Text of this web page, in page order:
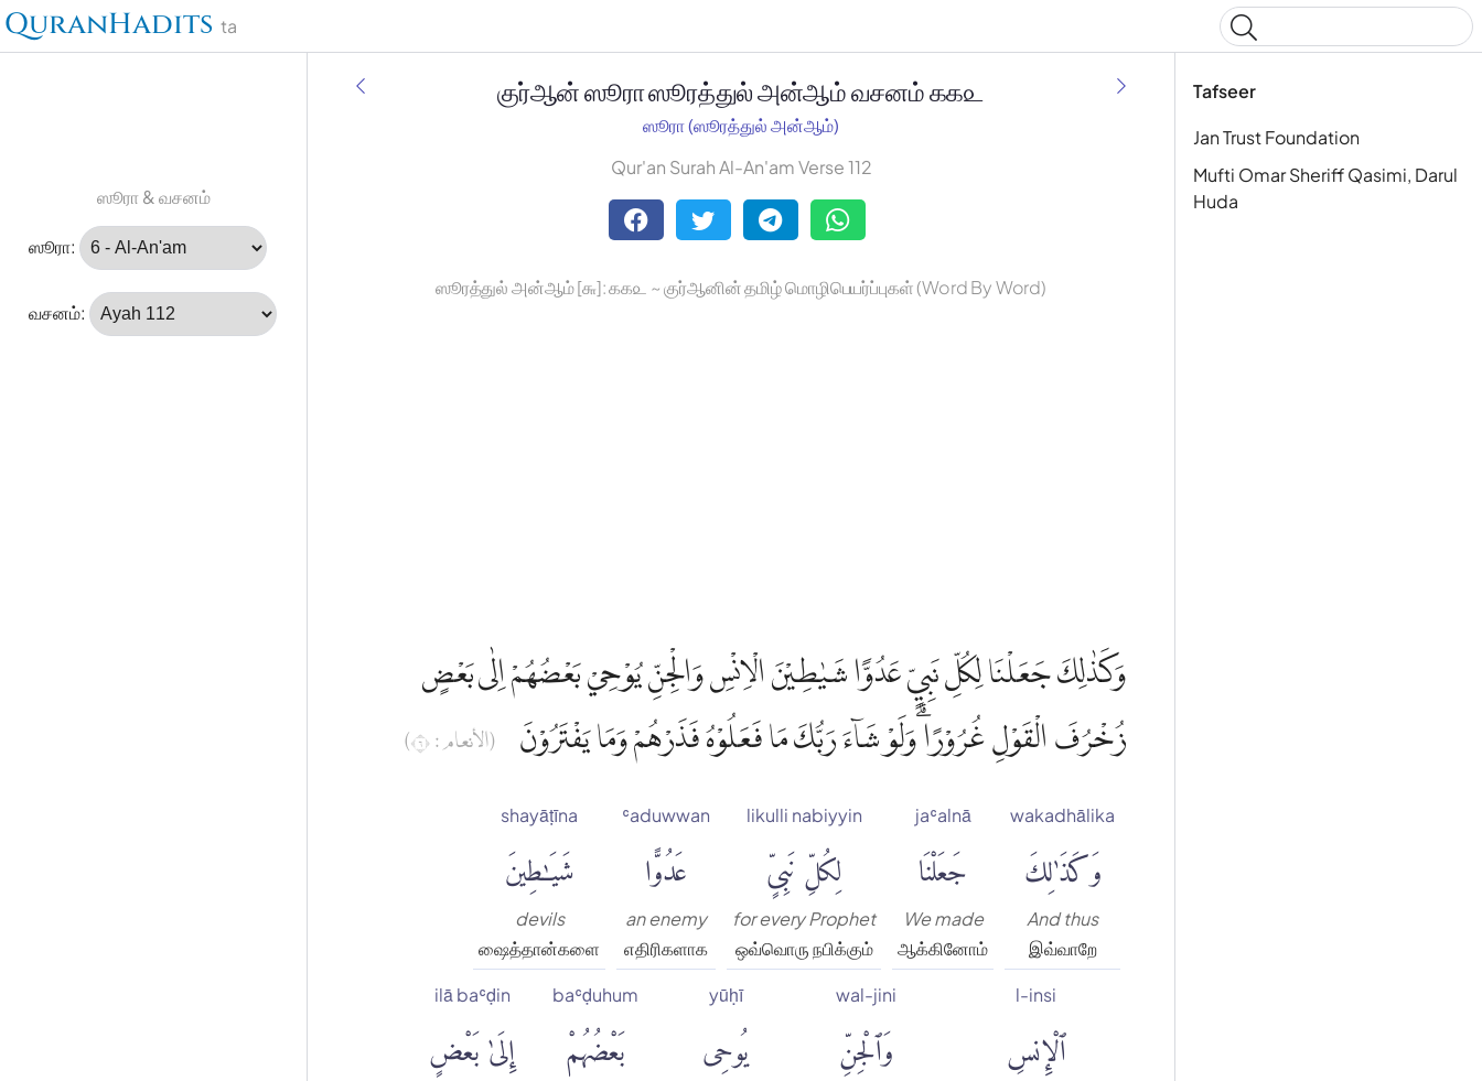
QuranHadits ta
ஸூரா & வசனம்
ஸூரா:
வசனம்:
Tafseer
Jan Trust Foundation
Mufti Omar Sheriff Qasimi, Darul
Huda
குர்ஆன் ஸூரா ஸூரத்துல் அன்ஆம் வசனம் ௧௧௨
ஸூரா (ஸூரத்துல் அன்ஆம்)
Qur'an Surah Al-An'am Verse 112
ஸூரத்துல் அன்ஆம் [௬]: ௧௧௨ ~ குர்ஆனின் தமிழ் மொழிபெயர்ப்புகள் (Word By Word)
وَكَذٰلِكَ جَعَلْنَا لِكُلِّ نَبِيٍّ عَدُوًّا شَيٰطِيْنَ الْاِنْسِ وَالْجِنِّ يُوْحِيْ بَعْضُهُمْ اِلٰى بَعْضٍ
زُخْرُفَ الْقَوْلِ غُرُوْرًا ۗوَلَوْ شَاۤءَ رَبُّكَ مَا فَعَلُوْهُ فَذَرْهُمْ وَمَا يَفْتَرُوْنَ
(الأنعام : ٦)
wakadhālika
وَكَذَٰلِكَ
And thus
இவ்வாறே
jaʿalnā
جَعَلْنَا
We made
ஆக்கினோம்
likulli nabiyyin
لِكُلِّ نَبِىٍّ
for every Prophet
ஒவ்வொரு நபிக்கும்
ʿaduwwan
عَدُوًّا
an enemy
எதிரிகளாக
shayāṭīna
شَيَٰطِينَ
devils
ஷைத்தான்களை
l-insi
ٱلْإِنسِ
wal-jini
وَٱلْجِنِّ
yūḥī
يُوحِى
baʿḍuhum
بَعْضُهُمْ
ilā baʿḍin
إِلَىٰ بَعْضٍ